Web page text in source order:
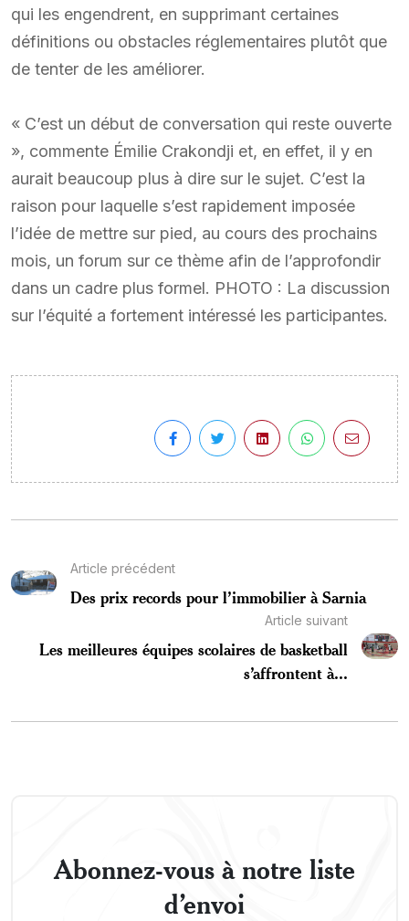
qui les engendrent, en supprimant certaines
définitions ou obstacles réglementaires plutôt que
de tenter de les améliorer.
« C’est un début de conversation qui reste ouverte
», commente Émilie Crakondji et, en effet, il y en
aurait beaucoup plus à dire sur le sujet. C’est la
raison pour laquelle s’est rapidement imposée
l’idée de mettre sur pied, au cours des prochains
mois, un forum sur ce thème afin de l’approfondir
dans un cadre plus formel. PHOTO : La discussion
sur l’équité a fortement intéressé les participantes.
Article précédent
Des prix records pour l’immobilier à Sarnia
Article suivant
Les meilleures équipes scolaires de basketball
s’affrontent à...
Abonnez-vous à notre liste
d’envoi